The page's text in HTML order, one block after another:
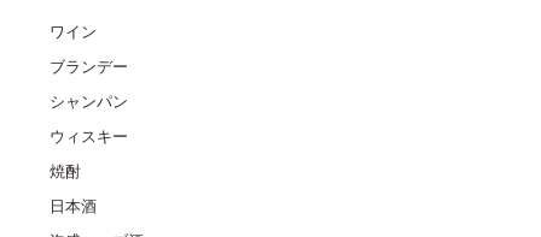
ワイン
ブランデー
シャンパン
ウィスキー
焼酎
日本酒